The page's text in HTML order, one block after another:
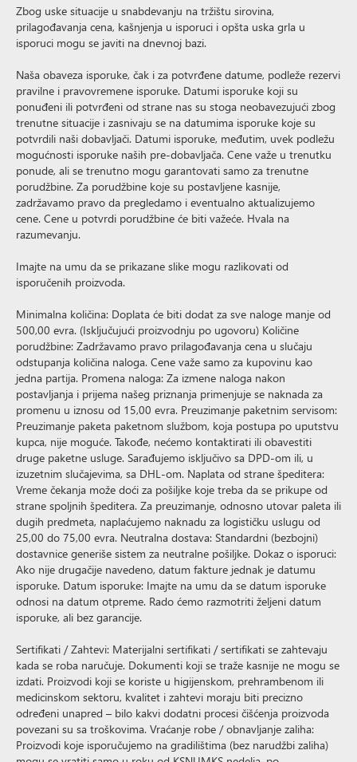
Zbog uske situacije u snabdevanju na tržištu sirovina,
prilagođavanja cena, kašnjenja u isporuci i opšta uska grla u
isporuci mogu se javiti na dnevnoj bazi.
Naša obaveza isporuke, čak i za potvrđene datume, podleže rezervi
pravilne i pravovremene isporuke. Datumi isporuke koji su
ponuđeni ili potvrđeni od strane nas su stoga neobavezujući zbog
trenutne situacije i zasnivaju se na datumima isporuke koje su
potvrdili naši dobavljači. Datumi isporuke, međutim, uvek podležu
mogućnosti isporuke naših pre-dobavljača. Cene važe u trenutku
ponude, ali se trenutno mogu garantovati samo za trenutne
porudžbine. Za porudžbine koje su postavljene kasnije,
zadržavamo pravo da pregledamo i eventualno aktualizujemo
cene. Cene u potvrdi porudžbine će biti važeće. Hvala na
razumevanju.
Imajte na umu da se prikazane slike mogu razlikovati od
isporučenih proizvoda.
Minimalna količina: Doplata će biti dodat za sve naloge manje od
500,00 evra. (Isključujući proizvodnju po ugovoru) Količine
porudžbine: Zadržavamo pravo prilagođavanja cena u slučaju
odstupanja količina naloga. Cene važe samo za kupovinu kao
jedna partija. Promena naloga: Za izmene naloga nakon
postavljanja i prijema našeg priznanja primenjuje se naknada za
promenu u iznosu od 15,00 evra. Preuzimanje paketnim servisom:
Preuzimanje paketa paketnom službom, koja postupa po uputstvu
kupca, nije moguće. Takođe, nećemo kontaktirati ili obavestiti
druge paketne usluge. Sarađujemo isključivo sa DPD-om ili, u
izuzetnim slučajevima, sa DHL-om. Naplata od strane špeditera:
Vreme čekanja može doći za pošiljke koje treba da se prikupe od
strane spoljnih špeditera. Za preuzimanje, odnosno utovar paleta ili
dugih predmeta, naplaćujemo naknadu za logističku uslugu od
25,00 do 75,00 evra. Neutralna dostava: Standardni (bezbojni)
dostavnice generiše sistem za neutralne pošiljke. Dokaz o isporuci:
Ako nije drugačije navedeno, datum fakture jednak je datumu
isporuke. Datum isporuke: Imajte na umu da se datum isporuke
odnosi na datum otpreme. Rado ćemo razmotriti željeni datum
isporuke, ali bez garancije.
Sertifikati / Zahtevi: Materijalni sertifikati / sertifikati se zahtevaju
kada se roba naručuje. Dokumenti koji se traže kasnije ne mogu se
izdati. Proizvodi koji se koriste u higijenskom, prehrambenom ili
medicinskom sektoru, kvalitet i zahtevi moraju biti precizno
određeni unapred – bilo kakvi dodatni procesi čišćenja proizvoda
povezani su sa troškovima. Vraćanje robe / obnavljanje zaliha:
Proizvodi koje isporučujemo na gradilištima (bez narudžbi zaliha)